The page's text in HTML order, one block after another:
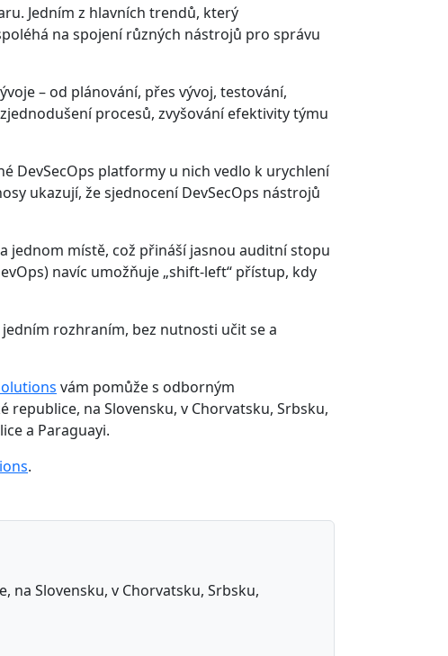
Jedním z hlavních trendů, který
na spojení různých nástrojů pro správu
– od plánování, přes vývoj, testování,
procesů, zvyšování efektivity týmu
DevSecOps platformy u nich vedlo k urychlení
ukazují, že sjednocení DevSecOps nástrojů
jednom místě, což přináší jasnou auditní stopu
navíc umožňuje „shift-left“ přístup, kdy
rozhraním, bez nutnosti učit se a
vám pomůže s odborným
republice, na Slovensku, v Chorvatsku, Srbsku,
a Paraguayi.
.
na Slovensku, v Chorvatsku, Srbsku,